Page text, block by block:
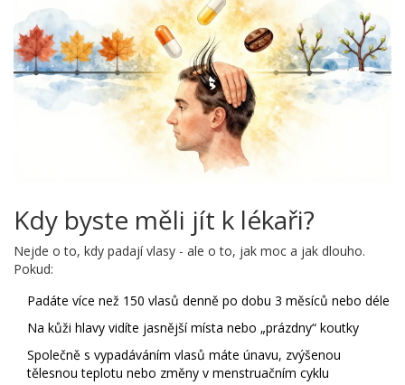
Kdy byste měli jít k lékaři?
Nejde o to, kdy padají vlasy - ale o to, jak moc a jak dlouho.
Pokud:
Padáte více než 150 vlasů denně po dobu 3 měsíců nebo déle
Na kůži hlavy vidíte jasnější místa nebo „prázdny“ koutky
Společně s vypadáváním vlasů máte únavu, zvýšenou
tělesnou teplotu nebo změny v menstruačním cyklu